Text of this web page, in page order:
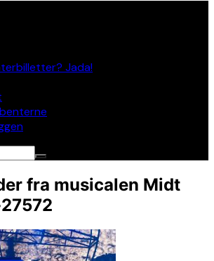
Jada!
fra musicalen Midt